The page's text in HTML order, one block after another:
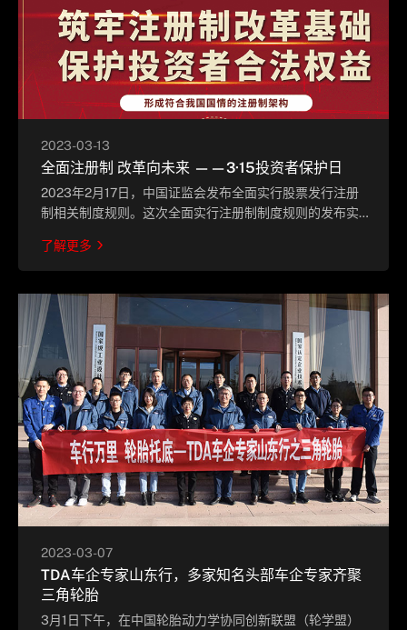
2023-03-13
全面注册制 改革向未来 ——3·15投资者保护日
2023年2月17日，中国证监会发布全面实行股票发行注册
制相关制度规则。这次全面实行注册制制度规则的发布实
广到全市场和各类公开发行股票行为，在中国资本市场改
革发展进程中具有里程碑意义。
了解更多
2023-03-07
TDA车企专家山东行，多家知名头部车企专家齐聚
三角轮胎
3月1日下午，在中国轮胎动力学协同创新联盟（轮学盟）